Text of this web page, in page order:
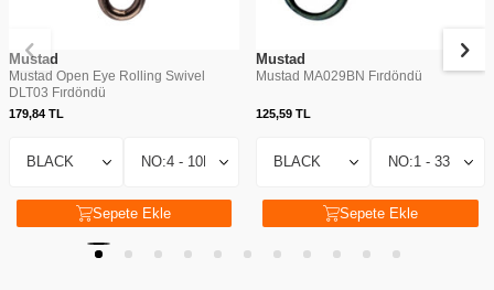
Mustad
Mustad Open Eye Rolling Swivel
DLT03 Fırdöndü
179,84 TL
Sepete Ekle
Mustad
Mustad MA029BN Fırdöndü
125,59TL
Sepete Ekle